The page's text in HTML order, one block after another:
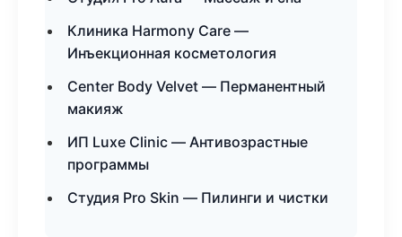
Клиника Harmony Care —
Инъекционная косметология
Center Body Velvet — Перманентный
макияж
ИП Luxe Clinic — Антивозрастные
программы
Студия Pro Skin — Пилинги и чистки